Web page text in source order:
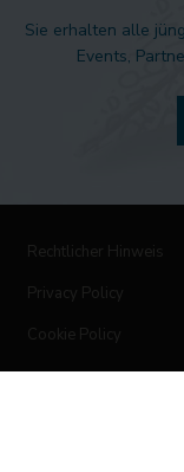
Sie erhalten alle
Events,
Rechtlicher Hinweis
Privacy Policy
Cookie Policy